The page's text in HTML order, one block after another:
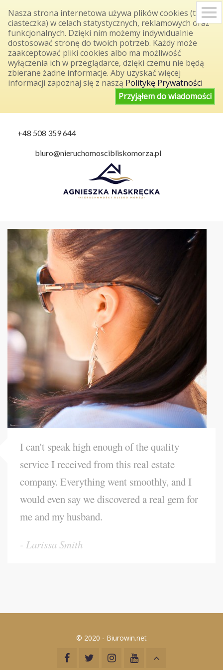
Nasza strona internetowa używa plików cookies (tzw.
ciasteczka) w celach statystycznych, reklamowych oraz
funkcjonalnych. Dzięki nim możemy indywidualnie
dostosować stronę do twoich potrzeb. Każdy może
zaakceptować pliki cookies albo ma możliwość
wyłączenia ich w przeglądarce, dzięki czemu nie będą
zbierane żadne informacje. Aby uzyskać więcej
informacji zapoznaj się z naszą Politykę Prywatności
Przyjąłem do wiadomości
+48 508 359 644
biuro@nieruchomoscibliskomorza.pl
S
k
i
t
i
o
n
I can't speak high enough of the quality
service I received from this real estate
company. Everything went smoothly, and I
would even say we discovered a real gem for
me and my husband.
Larissa Smith
© 2020 - Biurowin.net